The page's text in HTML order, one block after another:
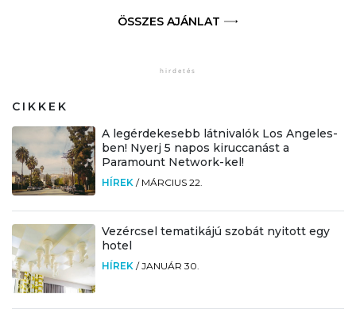
ÖSSZES AJÁNLAT
CIKKEK
A legérdekesebb látnivalók Los Angeles-
ben! Nyerj 5 napos kiruccanást a
Paramount Network-kel!
HÍREK / MÁRCIUS 22.
Vezércsel tematikájú szobát nyitott egy
hotel
HÍREK /JANUÁR 30.